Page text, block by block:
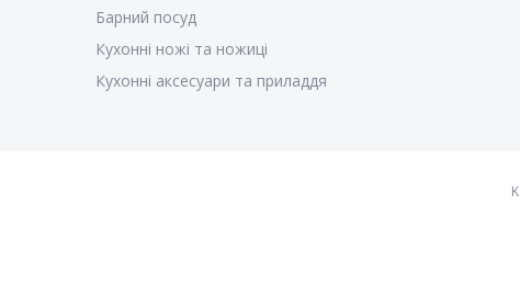
Барний посуд
Кухонні ножі та ножиці
Кухонні аксесуари та приладдя